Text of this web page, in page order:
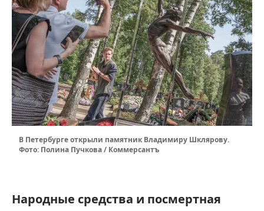
В Петербурге открыли памятник Владимиру Шклярову.
Фото: Полина Пучкова / Коммерсантъ
Народные средства и посмертная